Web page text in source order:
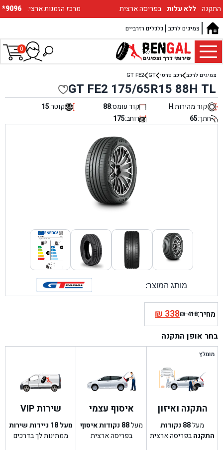
*9096 :מרכז הזמנות ארצי התקנה ללא עלות בפריסה ארצית
גלגלים רזרביים צמיגים לרכב
0
צמיגים לרכב רכב פרטי GT
GT FE2
GT FE2 175/65R15 88H TL
קוד מהירות:H קוד עומס:88 קוטר:15
חתך:65 רוחב:175
מותג המוצר:
מחיר: ₪418
המחיר
המקורי
היה:
₪338המחיר
הנוכחי
הוא:
בחר אופן התקנה
מומלץ
התקנה ואיזון
מעל88 נקודות
התקנהבפריסה ארצית
איסוף עצמי
מעל88 נקודות איסוף
בפריסה ארצית
שירות VIP
מעל 18 ניידות שירות
ממתינות לך בדרכים